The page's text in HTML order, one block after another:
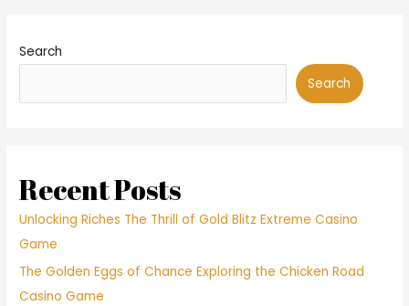
Search
Search
Recent Posts
Unlocking Riches The Thrill of Gold Blitz Extreme Casino
Game
The Golden Eggs of Chance Exploring the Chicken Road
Casino Game